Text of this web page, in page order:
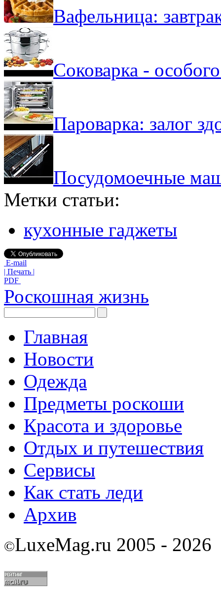
Вафельница:
Соковарка -
Пароварка: залог
Посудомоечные
Метки статьи:
кухонные гаджеты
E-mail
| Печать |
PDF
Роскошная жизнь
Главная
Новости
Одежда
Предметы роскоши
Красота и здоровье
Отдых и путешествия
Сервисы
Как стать леди
Архив
©LuxeMag.ru 2005 - 2026